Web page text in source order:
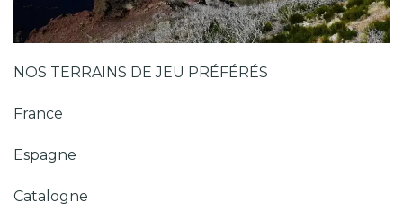
NOS TERRAINS DE JEU PRÉFÉRÉS
France
Espagne
Catalogne